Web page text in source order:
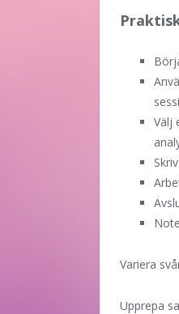
Välj
Variera
Upprepa